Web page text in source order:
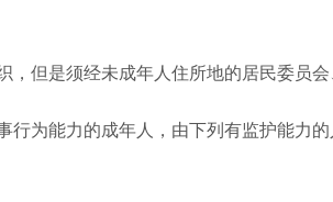
是须经未成年人住所地的居民委员会
能力的成年人，由下列有监护能力的